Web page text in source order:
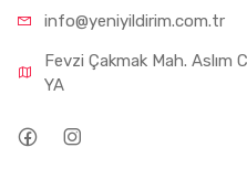
info@yeniyildirim.com.tr
Fevzi Çakmak Mah. Aslım
YA